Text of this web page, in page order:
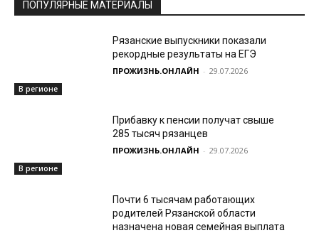
ПОПУЛЯРНЫЕ МАТЕРИАЛЫ
В регионе
Рязанские выпускники показали
рекордные результаты на ЕГЭ
ПРОЖИЗНЬ.ОНЛАЙН - 29.07.2026
В регионе
Прибавку к пенсии получат свыше
285 тысяч рязанцев
ПРОЖИЗНЬ.ОНЛАЙН - 29.07.2026
Почти 6 тысячам работающих
родителей Рязанской области
назначена новая семейная выплата